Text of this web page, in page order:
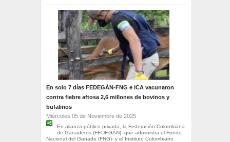
En solo 7 días FEDEGÁN-FNG e ICA vacunaron
contra fiebre aftosa 2,6 millones de bovinos y
bufalinos
Miércoles 05 de Noviembre de 2025
En alianza público privada, la Federación Colombiana
de Ganaderos (FEDEGÁN) -que administra el Fondo
Nacional del Ganado (FNG)- y el Instituto Colombiano